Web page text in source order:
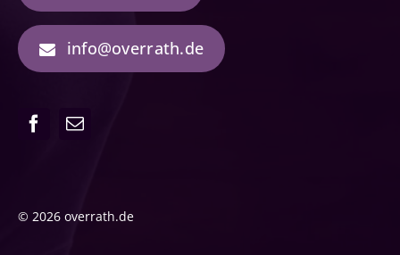
info@overrath.de
© 2026 overrath.de